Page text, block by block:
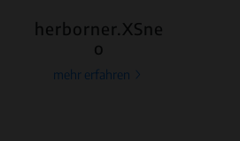
herborner.XSne
o
mehr erfahren